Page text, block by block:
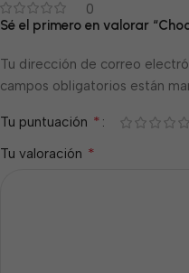
0
Sé el primero en valorar
Tu dirección de correo
campos obligatorios están
Tu puntuación *
Tu valoración *